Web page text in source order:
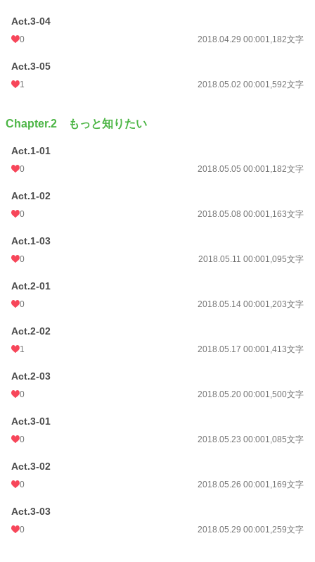
Act.3-04
0 2018.04.29 00:001,182文字
Act.3-05
1 2018.05.02 00:001,592文字
Chapter.2 もっと知りたい
Act.1-01
0 2018.05.05 00:001,182文字
Act.1-02
0 2018.05.08 00:001,163文字
Act.1-03
0 2018.05.11 00:001,095文字
Act.2-01
0 2018.05.14 00:001,203文字
Act.2-02
1 2018.05.17 00:001,413文字
Act.2-03
0 2018.05.20 00:001,500文字
Act.3-01
0 2018.05.23 00:001,085文字
Act.3-02
0 2018.05.26 00:001,169文字
Act.3-03
0 2018.05.29 00:001,259文字